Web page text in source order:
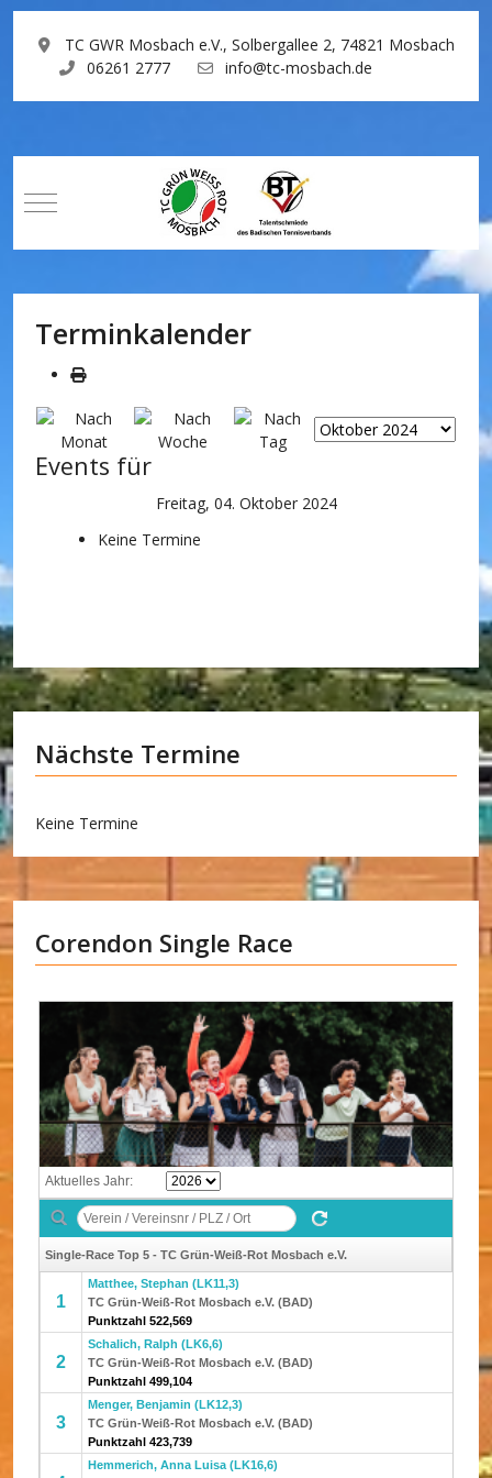
TC GWR Mosbach e.V., Solbergallee 2, 74821 Mosbach
06261 2777
info@tc-mosbach.de
Mobile Menu Toggle
Terminkalender
Events für
Freitag, 04. Oktober 2024
Keine Termine
Nächste Termine
Keine Termine
Corendon Single Race